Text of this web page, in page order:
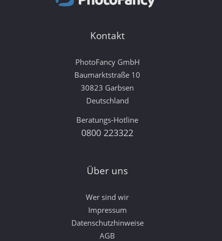
Kontakt
PhotoFancy GmbH
Baumarktstraße 10
30823 Garbsen
Deutschland
Beratungs-Hotline
0800 223322
Über uns
Wer sind wir
Impressum
Datenschutzhinweise
AGB